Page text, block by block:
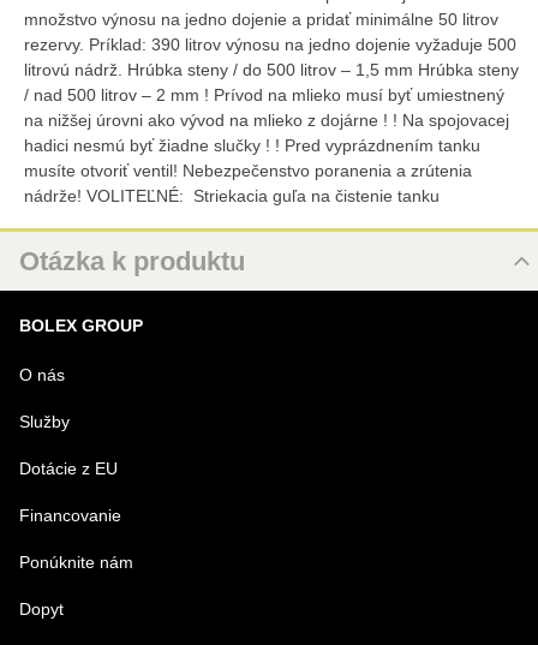
množstvo výnosu na jedno dojenie a pridať minimálne 50 litrov
rezervy. Príklad: 390 litrov výnosu na jedno dojenie vyžaduje 500
litrovú nádrž. Hrúbka steny / do 500 litrov – 1,5 mm Hrúbka steny
/ nad 500 litrov – 2 mm ! Prívod na mlieko musí byť umiestnený
na nižšej úrovni ako vývod na mlieko z dojárne ! ! Na spojovacej
hadici nesmú byť žiadne slučky ! ! Pred vyprázdnením tanku
musíte otvoriť ventil! Nebezpečenstvo poranenia a zrútenia
nádrže! VOLITEĽNÉ: Striekacia guľa na čistenie tanku
Otázka k produktu
MENO
VÁŠ E-MAIL
VAŠA OTÁZKA K PRODUKTU
BOLEX GROUP
O nás
Služby
Dotácie z EU
Financovanie
Ponúknite nám
Dopyt